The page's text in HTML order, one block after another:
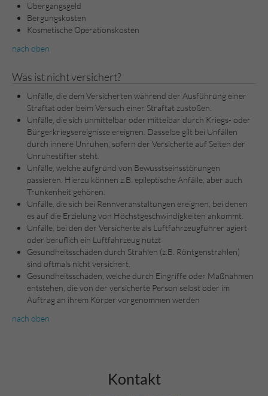
Übergangsgeld
Bergungskosten
Kosmetische Operationskosten
nach oben
Was ist nicht versichert?
Unfälle, die dem Versicherten während der Ausführung einer
Straftat oder beim Versuch einer Straftat zustoßen.
Unfälle, die sich unmittelbar oder mittelbar durch Kriegs- oder
Bürgerkriegsereignisse ereignen. Dasselbe gilt bei Unfällen
durch innere Unruhen, sofern der Versicherte auf Seiten der
Unruhestifter steht.
Unfälle, welche aufgrund von Bewusstseinsstörungen
passieren. Hierzu können z.B. epileptische Anfälle, aber auch
Trunkenheit gehören.
Unfälle, die sich bei Rennveranstaltungen ereignen, bei denen
es auf die Erzielung von Höchstgeschwindigkeiten ankommt.
Unfälle, bei den der Versicherte als Luftfahrzeugführer agiert
oder beruflich ein Luftfahrzeug nutzt
Gesundheitsschäden durch Strahlen (z.B. Röntgenstrahlen)
sind oftmals nicht versichert.
Gesundheitsschäden, welche durch Eingriffe oder Maßnahmen
entstehen, die von der versicherte Person selbst oder im
Auftrag an ihrem Körper vorgenommen werden
nach oben
Kontakt